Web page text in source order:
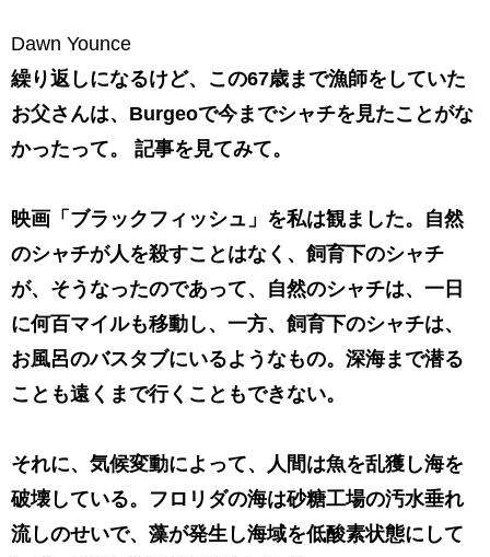
Dawn Younce
繰り返しになるけど、この67歳まで漁師をしていた
お父さんは、Burgeoで今までシャチを見たことがな
かったって。 記事を見てみて。
映画「ブラックフィッシュ」を私は観ました。自然
のシャチが人を殺すことはなく、飼育下のシャチ
が、そうなったのであって、自然のシャチは、一日
に何百マイルも移動し、一方、飼育下のシャチは、
お風呂のバスタブにいるようなもの。深海まで潜る
ことも遠くまで行くこともできない。
それに、気候変動によって、人間は魚を乱獲し海を
破壊している。フロリダの海は砂糖工場の汚水垂れ
流しのせいで、藻が発生し海域を低酸素状態にして